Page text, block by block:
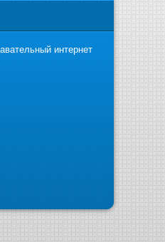
интернет